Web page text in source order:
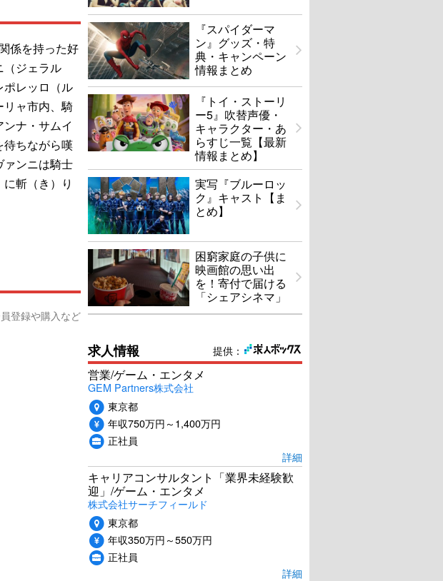
係を持った好
（ジェラル
ポレッロ（ル
リャ市内、騎
ナ・サムイ
待ちながら嘆
ァンニは騎士
斬（き）り
登録や購入など
『スパイダーマ
ン』グッズ・特
典・キャンペーン
情報まとめ
『トイ・ストーリ
ー5』吹替声優・
キャラクター・あ
らすじ一覧【最新
情報まとめ】
実写『ブルーロッ
ク』キャスト【ま
とめ】
困窮家庭の子供に
映画館の思い出
を！寄付で届ける
「シェアシネマ」
提供：
求人情報
営業/ゲーム・エンタメ
GEM Partners株式会社
東京都
年収750万円～1,400万円
正社員
詳細
キャリアコンサルタント「業界未経験歓
迎」/ゲーム・エンタメ
株式会社サーチフィールド
東京都
年収350万円～550万円
正社員
詳細